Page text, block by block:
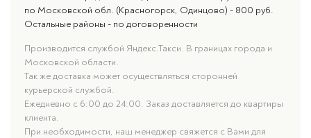
по Московской обл. (Красногорск, Одинцово) - 800 руб.
Остальные районы - по договоренности
Производится службой Яндекс.Такси. В границах города и
Московской области.
Так же доставка может осуществляться сторонней
курьерской службой.
Ежедневно с 6:00 до 24:00. Заказ доставляется до квартиры
клиента.
При необходимости, наш менеджер свяжется с Вами для